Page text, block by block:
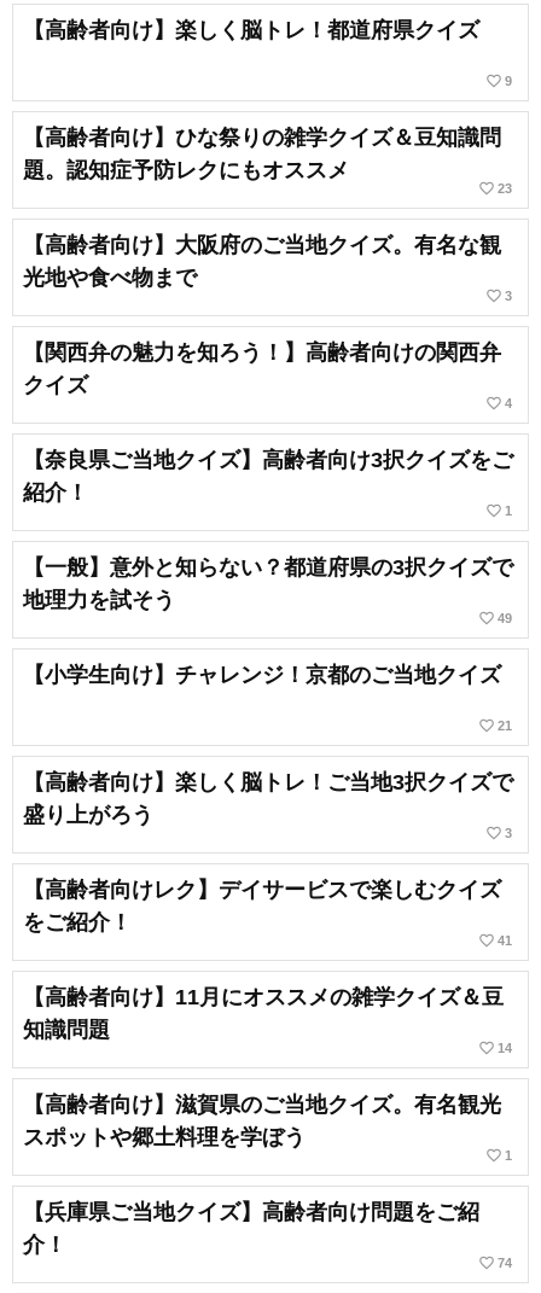
【高齢者向け】楽しく脳トレ！都道府県クイズ
favorite_border 9
【高齢者向け】ひな祭りの雑学クイズ＆豆知識問
題。認知症予防レクにもオススメ
favorite_border 23
【高齢者向け】大阪府のご当地クイズ。有名な観
光地や食べ物まで
favorite_border 3
【関西弁の魅力を知ろう！】高齢者向けの関西弁
クイズ
favorite_border 4
【奈良県ご当地クイズ】高齢者向け3択クイズをご
紹介！
favorite_border 1
【一般】意外と知らない？都道府県の3択クイズで
地理力を試そう
favorite_border 49
【小学生向け】チャレンジ！京都のご当地クイズ
favorite_border 21
【高齢者向け】楽しく脳トレ！ご当地3択クイズで
盛り上がろう
favorite_border 3
【高齢者向けレク】デイサービスで楽しむクイズ
をご紹介！
favorite_border 41
【高齢者向け】11月にオススメの雑学クイズ＆豆
知識問題
favorite_border 14
【高齢者向け】滋賀県のご当地クイズ。有名観光
スポットや郷土料理を学ぼう
favorite_border 1
【兵庫県ご当地クイズ】高齢者向け問題をご紹
介！
favorite_border 74